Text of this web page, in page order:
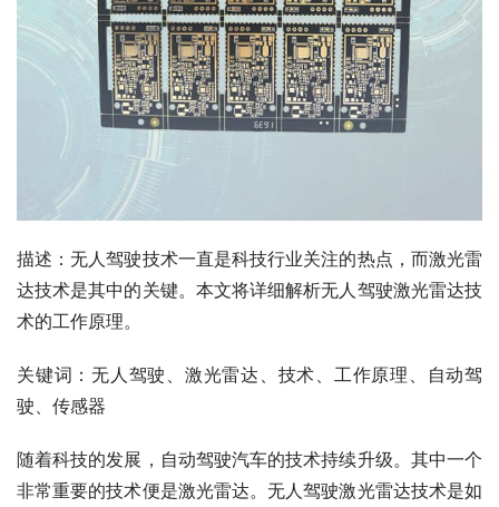
描述：无人驾驶技术一直是科技行业关注的热点，而激光雷
达技术是其中的关键。本文将详细解析无人驾驶激光雷达技
术的工作原理。
关键词：无人驾驶、激光雷达、技术、工作原理、自动驾
驶、传感器
随着科技的发展，自动驾驶汽车的技术持续升级。其中一个
非常重要的技术便是激光雷达。无人驾驶激光雷达技术是如